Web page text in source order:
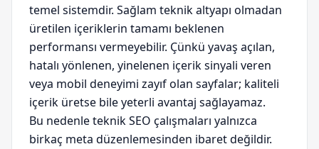
temel sistemdir. Sağlam teknik altyapı olmadan
üretilen içeriklerin tamamı beklenen
performansı vermeyebilir. Çünkü yavaş açılan,
hatalı yönlenen, yinelenen içerik sinyali veren
veya mobil deneyimi zayıf olan sayfalar; kaliteli
içerik üretse bile yeterli avantaj sağlayamaz.
Bu nedenle teknik SEO çalışmaları yalnızca
birkaç meta düzenlemesinden ibaret değildir.